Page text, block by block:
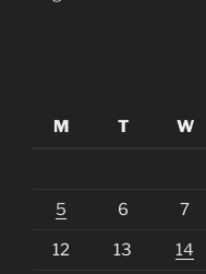
M
T W
5 6 7
12 13 14